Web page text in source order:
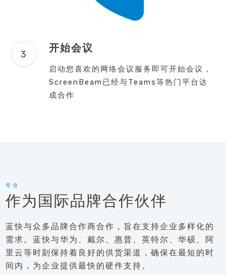
开始会议
启动您喜欢的网络会议服务即可开始会议，
ScreenBeam已经与Teams等热门平台达
成合作
专业
作为国际品牌合作伙伴
蓝快与众多品牌合作商合作，旨在支持企业多样化的
需求。蓝快与华为、戴尔、惠普、英特尔、华硕、阿
里云等时刻保持着良好的供货渠道，确保在最短的时
间内，为企业提供最快的硬件支持。